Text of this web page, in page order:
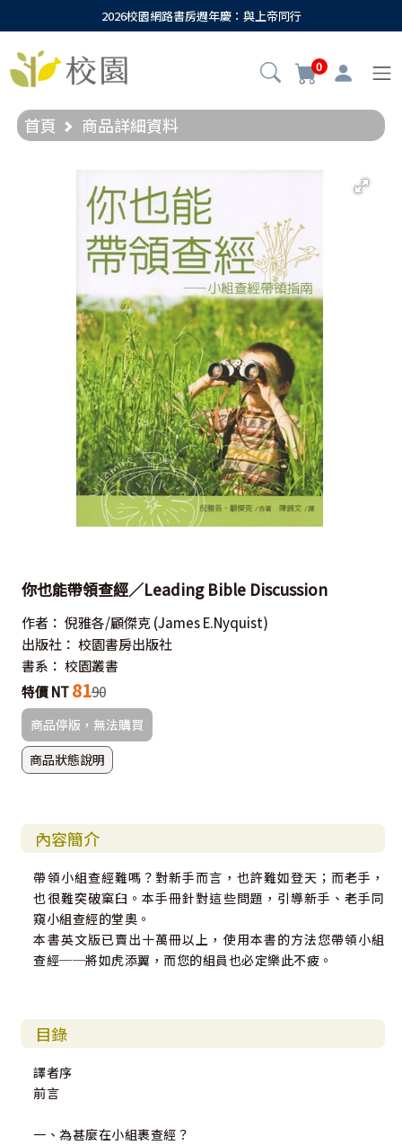
2026校園網路書房週年慶：與上帝同行
0
首頁 商品詳細資料
你也能帶領查經／Leading Bible Discussion
作者： 倪雅各/顧傑克 (James E.Nyquist)
出版社： 校園書房出版社
書系： 校園叢書
特價 NT 8190
商品停版，無法購買
商品狀態說明
內容簡介
帶領小組查經難嗎？對新手而言，也許難如登天；而老手，
也很難突破窠臼。本手冊針對這些問題，引導新手、老手同
窺小組查經的堂奧。
本書英文版已賣出十萬冊以上，使用本書的方法您帶領小組
查經──將如虎添翼，而您的組員也必定樂此不疲。
目錄
譯者序
前言
一、為甚麼在小組裹查經？